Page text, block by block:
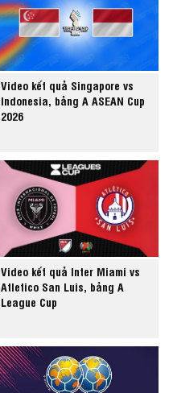
Video kết quả Singapore vs
Indonesia, bảng A ASEAN Cup
2026
Video kết quả Inter Miami vs
Atletico San Luis, bảng A
League Cup